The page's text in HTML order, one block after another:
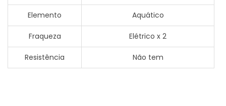
Elemento Aquático
Fraqueza Elétrico x 2
Resistência Não tem